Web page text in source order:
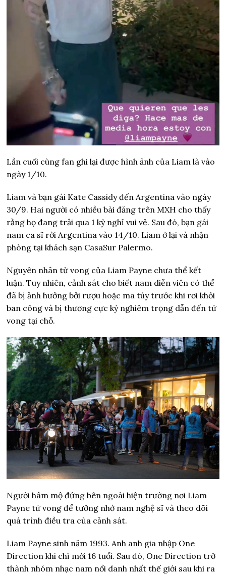
Lần cuối cùng fan ghi lại được hình ảnh của Liam là vào
ngày 1/10.
Liam và bạn gái Kate Cassidy đến Argentina vào ngày
30/9. Hai người có nhiều bài đăng trên MXH cho thấy
rằng họ đang trải qua 1 kỳ nghỉ vui vẻ. Sau đó, bạn gái
nam ca sĩ rời Argentina vào 14/10. Liam ở lại và nhận
phòng tại khách sạn CasaSur Palermo.
Nguyên nhân tử vong của Liam Payne chưa thể kết
luận. Tuy nhiên, cảnh sát cho biết nam diễn viên có thể
đã bị ảnh hưởng bởi rượu hoặc ma túy trước khi rơi khỏi
ban công và bị thương cực kỳ nghiêm trọng dẫn đến tử
vong tại chỗ.
Người hâm mộ đứng bên ngoài hiện trường nơi Liam
Payne tử vong để tưởng nhớ nam nghệ sĩ và theo dõi
quá trình điều tra của cảnh sát.
Liam Payne sinh năm 1993. Anh anh gia nhập One
Direction khi chỉ mới 16 tuổi. Sau đó, One Direction trở
thành nhóm nhạc nam nổi danh nhất thế giới sau khi ra